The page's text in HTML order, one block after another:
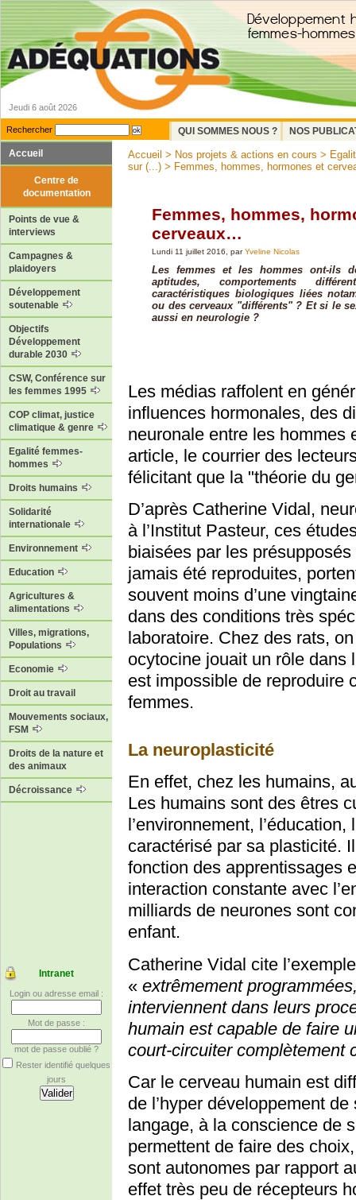
Jeudi 6 août 2026
Rechercher QUI SOMMES NOUS ?
NOS
Accueil
Centre de
documentation
Points de vue &
interviews
Campagnes &
plaidoyers
Développement
soutenable
Objectifs
Développement
durable 2030
CSW, Conférence sur
les femmes 1995
COP climat, justice
climatique & genre
Egalité femmes-
hommes
Droits humains
Solidarité
internationale
Environnement
Education
Agricultures &
alimentations
Villes, migrations,
Populations
Economie
Droit au travail
Mouvements sociaux,
FSM
Droits de la nature et
des animaux
Décroissance
Intranet
Login ou adresse email :
Mot de passe :
mot de passe oublié ?
Rester identifié quelques
jours
Accueil > Nos projets & actions en cours >
sur (...) > Femmes, hommes, hormones et
Femmes, hommes,
cerveaux…
Lundi 11 juillet 2016, parYveline Nicolas
Les femmes et les hommes ont-ils
aptitudes, comportements
caractéristiques biologiques liées
ou des cerveaux "différents" ? Et si le
aussi en neurologie ?
Les médias raffolent en
influences hormonales, des
neuronale entre les hommes
article, le courrier des
félicitant que la "théorie du
D’après Catherine Vidal,
à l’Institut Pasteur, ces
biaisées par les
jamais été reproduites,
souvent moins d’une
dans des conditions très
laboratoire. Chez des rats,
ocytocine jouait un rôle dans
est impossible de reproduire
femmes.
La neuroplasticité
En effet, chez les humains,
Les humains sont des êtres
l’environnement,
caractérisé par sa plasticité.
fonction des apprentissages
interaction constante avec
milliards de neurones sont
enfant.
Catherine Vidal cite
« extrêmement
interviennent dans leurs
humain est capable de faire
court-circuiter complètement
Car le cerveau humain est
de l’hyper développement
langage, à la conscience de
permettent de faire des
sont autonomes par rapport
effet très peu de récepteurs